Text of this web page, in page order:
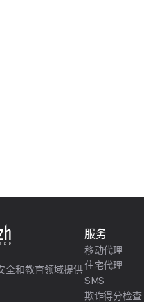
全和教育领域提供
服务
移动代理
住宅代理
SMS
欺诈得分检查